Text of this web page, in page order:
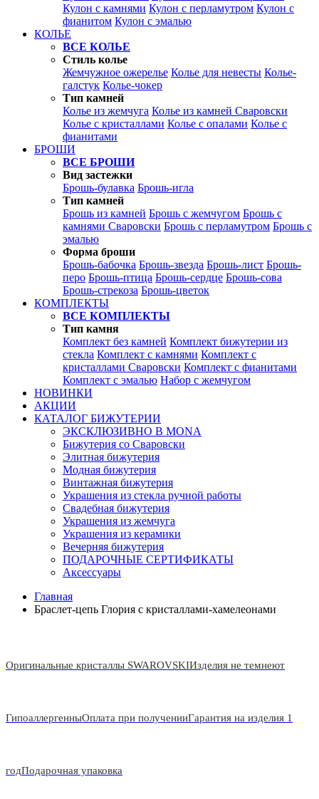
Кулон с камнями Кулон с перламутром Кулон с
фианитом Кулон с эмалью
КОЛЬЕ
ВСЕ КОЛЬЕ
Стиль колье
Жемчужное ожерелье Колье для невесты Колье-
галстук Колье-чокер
Тип камней
Колье из жемчуга Колье из камней Сваровски
Колье с кристаллами Колье с опалами Колье с
фианитами
БРОШИ
ВСЕ БРОШИ
Вид застежки
Брошь-булавка Брошь-игла
Тип камней
Брошь из камней Брошь с жемчугом Брошь с
камнями Сваровски Брошь с перламутром Брошь с
эмалью
Форма броши
Брошь-бабочка Брошь-звезда Брошь-лист Брошь-
перо Брошь-птица Брошь-сердце Брошь-сова
Брошь-стрекоза Брошь-цветок
КОМПЛЕКТЫ
ВСЕ КОМПЛЕКТЫ
Тип камня
Комплект без камней Комплект бижутерии из
стекла Комплект с камнями Комплект с
кристаллами Сваровски Комплект с фианитами
Комплект с эмалью Набор с жемчугом
НОВИНКИ
АКЦИИ
КАТАЛОГ БИЖУТЕРИИ
ЭКСКЛЮЗИВНО В MONA
Бижутерия со Сваровски
Элитная бижутерия
Модная бижутерия
Винтажная бижутерия
Украшения из стекла ручной работы
Свадебная бижутерия
Украшения из жемчуга
Украшения из керамики
Вечерняя бижутерия
ПОДАРОЧНЫЕ СЕРТИФИКАТЫ
Аксессуары
Главная
Браслет-цепь Глория с кристаллами-хамелеонами
Оригинальные кристаллы SWAROVSKIИзделия не темнеют
ГипоаллергенныОплата при полученииГарантия на изделия 1
годПодарочная упаковка